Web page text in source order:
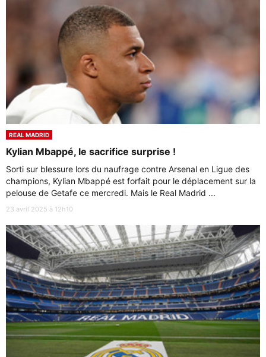
REAL MADRID
Kylian Mbappé, le sacrifice surprise !
Sorti sur blessure lors du naufrage contre Arsenal en Ligue des
champions, Kylian Mbappé est forfait pour le déplacement sur la
pelouse de Getafe ce mercredi. Mais le Real Madrid ...
23 avril 2025 à 12h10